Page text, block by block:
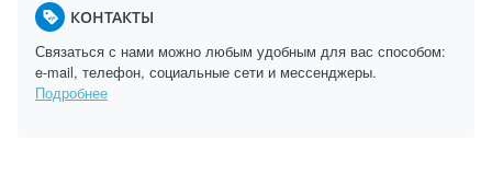
КОНТАКТЫ
Связаться с нами можно любым удобным для вас способом:
e-mail, телефон, социальные сети и мессенджеры.
Подробнее